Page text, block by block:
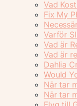
Vad
Fix My
Varför
Vad är
Vad är
Dahlia
Would
När tar
När tar